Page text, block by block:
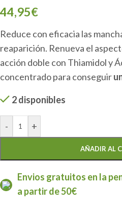
44,95€
Reduce con eficacia las
reaparición. Renueva el
acción doble con Thiamidol y
concentrado para conseguir
2 disponibles
- +
AÑADIR AL
Envios gratuitos en la
a partir de 50€